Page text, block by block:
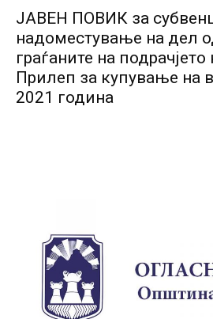
ЈАВЕН ПОВИК за
надоместување на дел
граѓаните на
Прилеп за купување на
2021 година